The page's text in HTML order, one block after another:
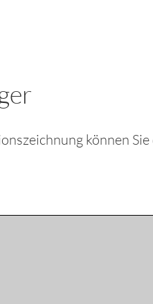
können